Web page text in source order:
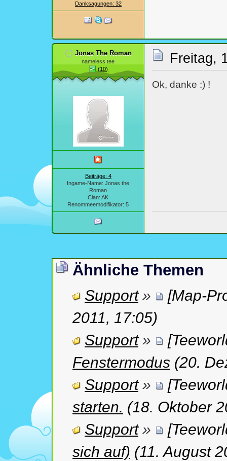
Danksagungen: 32
Jonas The Roman
nameless tee
(10)
Beiträge: 4
Ingame-Name: Jonas the
Roman
Clan: AK
Renommeemodifikator: 5
Freitag,
Ok, danke :) !
Ähnliche Themen
Support»
[Map-
2011, 17:05)
Support»
Fenstermodus (20.
Support»
starten. (18. Oktober
Support»
sich auf) (11. August